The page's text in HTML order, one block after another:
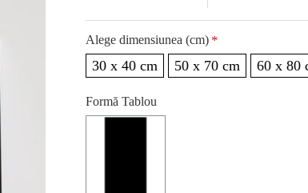
Alege dimensiunea (cm)
30 x 40 cm 50 x 70 cm 60 x 80
Formă Tablou